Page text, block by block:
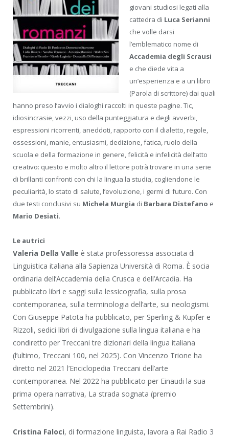
giovani studiosi legati alla
cattedra di Luca Serianni
che volle darsi
l’emblematico nome di
Accademia degli Scrausi
e che diede vita a
un’esperienza e a un libro
(Parola di scrittore) dai quali
hanno preso l’avvio i dialoghi raccolti in queste pagine. Tic,
idiosincrasie, vezzi, uso della punteggiatura e degli avverbi,
espressioni ricorrenti, aneddoti, rapporto con il dialetto, regole,
ossessioni, manie, entusiasmi, dedizione, fatica, ruolo della
scuola e della formazione in genere, felicità e infelicità dell’atto
creativo: questo e molto altro il lettore potrà trovare in una serie
di brillanti confronti con chi la lingua la studia, cogliendone le
peculiarità, lo stato di salute, l’evoluzione, i germi di futuro. Con
due testi conclusivi su Michela Murgia di Barbara Distefano e
Mario Desiati.
Le autrici
Valeria Della Valle è stata professoressa associata di
Linguistica italiana alla Sapienza Università di Roma. È socia
ordinaria dell’Accademia della Crusca e dell’Arcadia. Ha
pubblicato libri e saggi sulla lessicografia, sulla prosa
contemporanea, sulla terminologia dell’arte, sui neologismi.
Con Giuseppe Patota ha pubblicato, per Sperling & Kupfer e
Rizzoli, sedici libri di divulgazione sulla lingua italiana e ha
condiretto per Treccani tre dizionari della lingua italiana
(l’ultimo, Treccani 100, nel 2025). Con Vincenzo Trione ha
diretto nel 2021 l’Enciclopedia Treccani dell’arte
contemporanea. Nel 2022 ha pubblicato per Einaudi la sua
prima opera narrativa, La strada sognata (premio
Settembrini).
Cristina Faloci, di formazione linguista, lavora a Rai Radio 3